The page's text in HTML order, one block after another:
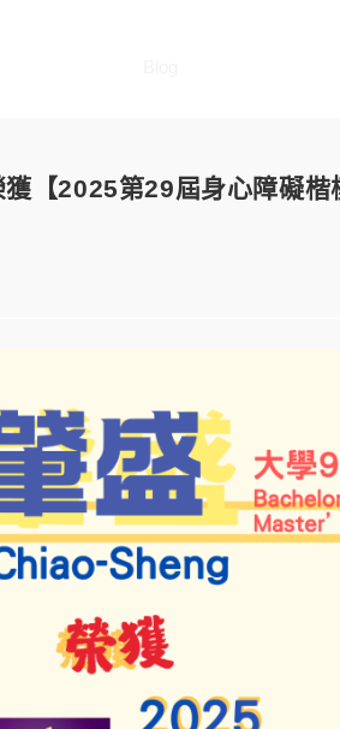
【2025第29屆身心障礙